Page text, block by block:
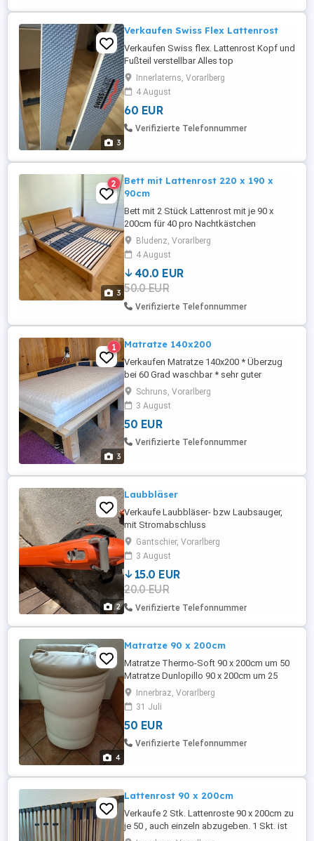
3
Verkaufen Swiss Flex Lattenrost
Verkaufen Swiss flex. Lattenrost Kopf und
Fußteil verstellbar Alles top
funktionstüchtig Und top Zustand
Innerlaterns, Vorarlberg
4 August
60 EUR
Verifizierte Telefonnummer
3
2
Bett mit Lattenrost 220 x 190 x
90cm
Bett mit 2 Stück Lattenrost mit je 90 x
200cm für 40 pro Nachtkästchen
zusätzlich 20 Euro Höhe 43cm Breite
50cm Tiefe 42cm Nachtkästchen kann
auch einzeln erworben werden
Bludenz, Vorarlberg
4 August
40.0 EUR
50.0 EUR
Verifizierte Telefonnummer
3
1 Matratze 140x200
Verkaufen Matratze 140x200 * Überzug
bei 60 Grad waschbar * sehr guter
Zustand * wenig benutzt, da es nur ein
"Notbett" für uns war 2 Stück vorhanden,
wird auch einzeln abgegeben 50,-- pro
Matratze
Schruns, Vorarlberg
3 August
50 EUR
Verifizierte Telefonnummer
2
Laubbläser
Verkaufe Laubbläser- bzw Laubsauger,
mit Stromabschluss
Gantschier, Vorarlberg
3 August
15.0 EUR
20.0 EUR
Verifizierte Telefonnummer
4
Matratze 90 x 200cm
Matratze Thermo-Soft 90 x 200cm um 50
Matratze Dunlopillo 90 x 200cm um 25
Beide Matratzen in sehr guter Zustand,
auch einzeln abzugeben.
Innerbraz, Vorarlberg
31 Juli
50 EUR
Verifizierte Telefonnummer
Lattenrost 90 x 200cm
Verkaufe 2 Stk. Lattenroste 90 x 200cm zu
je 50 , auch einzeln abzugeben. 1 Skt. ist
starr und 1 Stk. Kopf- und Fußteil